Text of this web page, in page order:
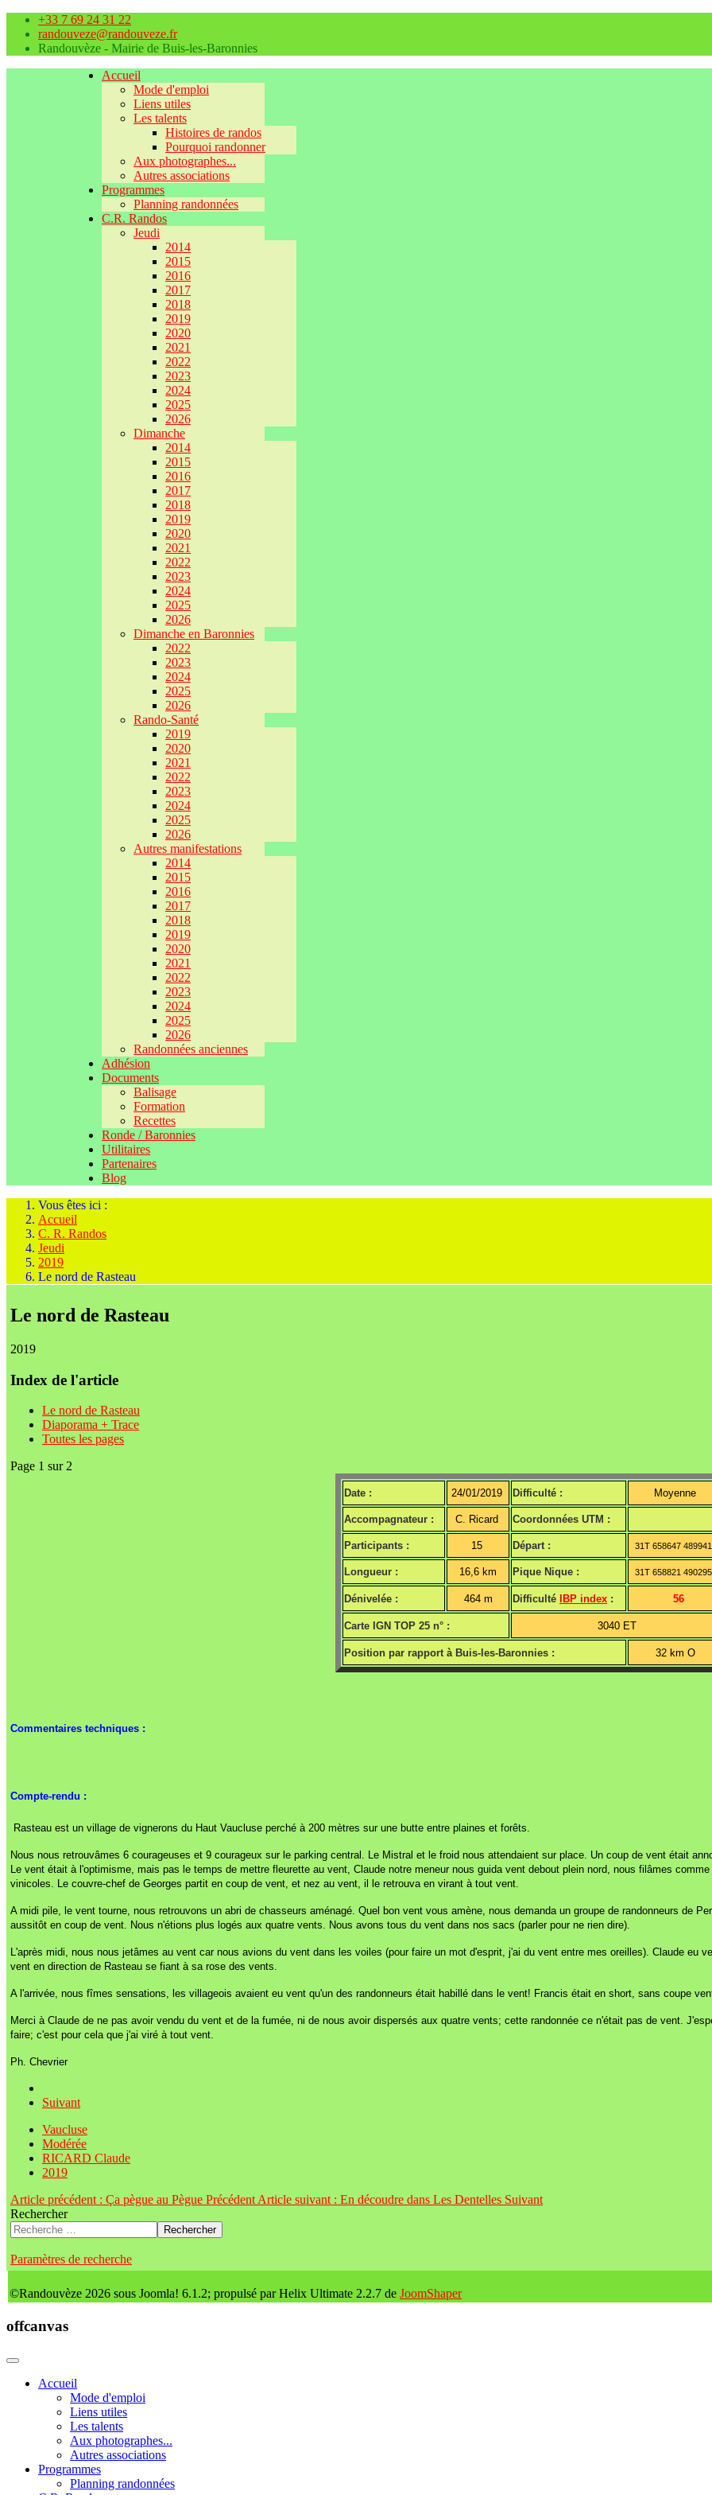
+33 7 69 24 31 22
randouveze@randouveze.fr
Randouvèze - Mairie de Buis-les-Baronnies
Accueil
Mode d'emploi
Liens utiles
Les talents
Histoires de randos
Pourquoi randonner
Aux photographes...
Autres associations
Programmes
Planning randonnées
C.R. Randos
Jeudi
2014
2015
2016
2017
2018
2019
2020
2021
2022
2023
2024
2025
2026
Dimanche
2014
2015
2016
2017
2018
2019
2020
2021
2022
2023
2024
2025
2026
Dimanche en Baronnies
2022
2023
2024
2025
2026
Rando-Santé
2019
2020
2021
2022
2023
2024
2025
2026
Autres manifestations
2014
2015
2016
2017
2018
2019
2020
2021
2022
2023
2024
2025
2026
Randonnées anciennes
Adhésion
Documents
Balisage
Formation
Recettes
Ronde / Baronnies
Utilitaires
Partenaires
Blog
Vous êtes ici :
Accueil
C. R. Randos
Jeudi
2019
Le nord de Rasteau
Le nord de Rasteau
2019
Index de l'article
Le nord de Rasteau
Diaporama + Trace
Toutes les pages
Page 1 sur 2
Date : 24/01/2019 Difficulté : Moyenne
Accompagnateur : C. Ricard Coordonnées UTM :
Participants : 15 Départ : 31T 658647
Longueur : 16,6 km Pique Nique : 31T 658821
Dénivelée : 464 m Difficulté IBP index : 56
Carte IGN TOP 25 n° : 3040 ET
Position par rapport à Buis-les-Baronnies : 32 km O
Commentaires techniques :
Compte-rendu :
Rasteau est un village de vignerons du Haut Vaucluse perché à 200 mètres sur une butte entre plaines et forêts.
Nous nous retrouvâmes 6 courageuses et 9 courageux sur le parking central. Le Mistral et le froid nous attendaient sur place. Un coup de vent était
Le vent était à l'optimisme, mais pas le temps de mettre fleurette au vent, Claude notre meneur nous guida vent debout plein nord, nous filâmes
vinicoles. Le couvre-chef de Georges partit en coup de vent, et nez au vent, il le retrouva en virant à tout vent.
A midi pile, le vent tourne, nous retrouvons un abri de chasseurs aménagé. Quel bon vent vous amène, nous demanda un groupe de randonneurs de
aussitôt en coup de vent. Nous n'étions plus logés aux quatre vents. Nous avons tous du vent dans nos sacs (parler pour ne rien dire).
L'après midi, nous nous jetâmes au vent car nous avions du vent dans les voiles (pour faire un mot d'esprit, j'ai du vent entre mes oreilles). Claude eu
vent en direction de Rasteau se fiant à sa rose des vents.
A l'arrivée, nous fîmes sensations, les villageois avaient eu vent qu'un des randonneurs était habillé dans le vent! Francis était en short, sans coupe
Merci à Claude de ne pas avoir vendu du vent et de la fumée, ni de nous avoir dispersés aux quatre vents; cette randonnée ce n'était pas de vent.
faire; c'est pour cela que j'ai viré à tout vent.
Ph. Chevrier
Suivant
Vaucluse
Modérée
RICARD Claude
2019
Article précédent : Ça pègue au Pègue Précédent Article suivant : En découdre dans Les Dentelles Suivant
Rechercher
Rechercher
Paramètres de recherche
©Randouvèze 2026 sous Joomla! 6.1.2; propulsé par Helix Ultimate 2.2.7 de JoomShaper
offcanvas
Accueil
Mode d'emploi
Liens utiles
Les talents
Aux photographes...
Autres associations
Programmes
Planning randonnées